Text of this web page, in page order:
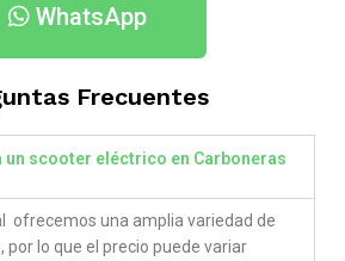
WhatsApp
Frecuentes
un scooter eléctrico en Carboneras
ofrecemos una amplia variedad de
por lo que el precio puede variar